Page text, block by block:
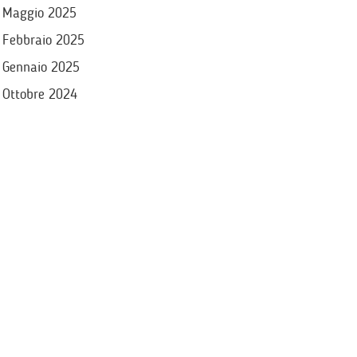
Maggio 2025
Febbraio 2025
Gennaio 2025
Ottobre 2024